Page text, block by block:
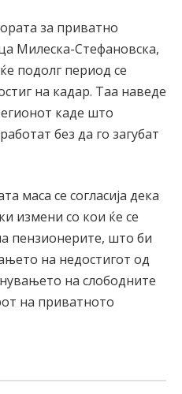
за приватно
Милеска-Стефановска,
подолг период се
на кадар. Таа наведе
каде што
без да го загубат
маса се согласија дека
измени со кои ќе се
пензионерите, што би
на недостигот од
на слободните
на приватното